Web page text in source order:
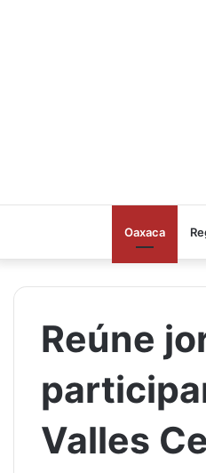
Oaxaca
Reúne
Valles